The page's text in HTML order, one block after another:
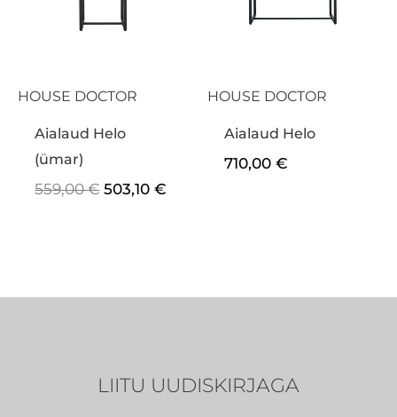
HOUSE DOCTOR
Aialaud Helo
(ümar)
559,00€ 503,10€
HOUSE DOCTOR
Aialaud Helo
710,00€
LIITU UUDISKIRJAGA